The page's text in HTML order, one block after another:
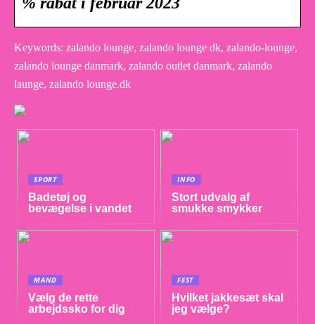
Keywords: zalando lounge, zalando lounge dk, zalando-lounge,
zalando lounge danmark, zalando outlet danmark, zalando
launge, zalando lounge.dk
SPORT
Badetøj og
bevægelse i vandet
INFO
Stort udvalg af
smukke smykker
MAND
Vælg de rette
arbejdssko for dig
FEST
Hvilket jakkesæt skal
jeg vælge?